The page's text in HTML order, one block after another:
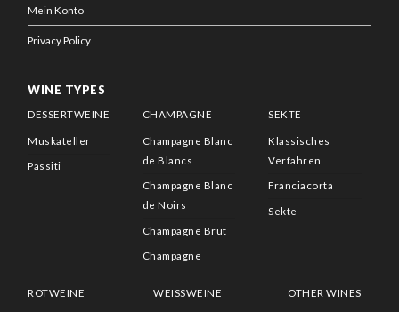
Mein Konto
Privacy Policy
WINE TYPES
DESSERTWEINE
Muskateller
Passiti
CHAMPAGNE
Champagne Blanc
de Blancs
Champagne Blanc
de Noirs
Champagne Brut
Champagne
SEKTE
Klassisches
Verfahren
Franciacorta
Sekte
ROTWEINE WEISSWEINE OTHER WINES